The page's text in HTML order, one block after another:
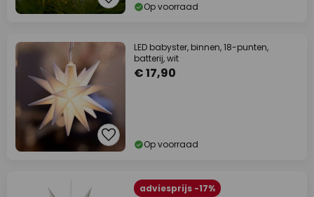
Op voorraad
LED babyster, binnen, 18-punten,
batterij, wit
€ 17,90
Op voorraad
adviesprijs -17%